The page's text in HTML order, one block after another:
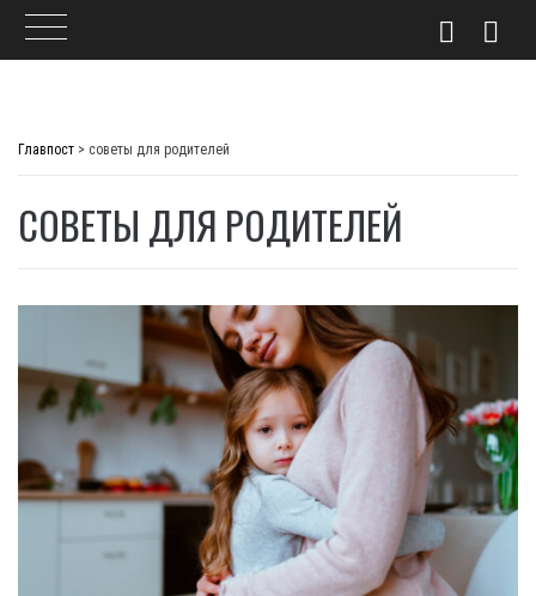
Главпост > советы для родителей
СОВЕТЫ ДЛЯ РОДИТЕЛЕЙ